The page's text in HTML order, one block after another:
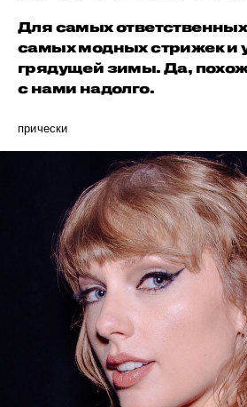
Для самых
самых модных стрижек и
грядущей зимы. Да,
с нами надолго.
прически